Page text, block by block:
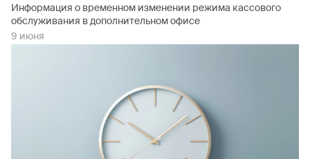
Информация о временном изменении режима кассового
обслуживания в дополнительном офисе
9 июня